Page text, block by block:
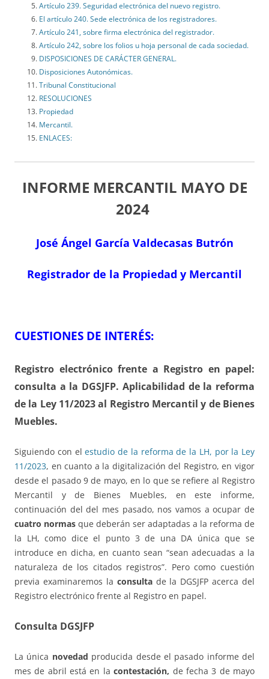
Artículo 239. Seguridad electrónica del nuevo registro.
El artículo 240. Sede electrónica de los registradores.
Artículo 241, sobre firma electrónica del registrador.
Artículo 242, sobre los folios u hoja personal de cada sociedad.
DISPOSICIONES DE CARÁCTER GENERAL.
Disposiciones Autonómicas.
Tribunal Constitucional
RESOLUCIONES
Propiedad
Mercantil.
ENLACES:
INFORME MERCANTIL MAYO DE
2024
José Ángel García Valdecasas Butrón
Registrador de la Propiedad y Mercantil
CUESTIONES DE INTERÉS:
Registro electrónico frente a Registro en papel:
consulta a la DGSJFP. Aplicabilidad de la reforma
de la Ley 11/2023 al Registro Mercantil y de Bienes
Muebles.
Siguiendo con elestudio de la reforma de la LH, por la Ley
11/2023, en cuanto a la digitalización del Registro, en vigor
desde el pasado 9 de mayo, en lo que se refiere al Registro
Mercantil y de Bienes Muebles, en este informe,
continuación del del mes pasado, nos vamos a ocupar de
cuatro normas que deberán ser adaptadas a la reforma de
la LH, como dice el punto 3 de una DA única que se
introduce en dicha, en cuanto sean “sean adecuadas a la
naturaleza de los citados registros”. Pero como cuestión
previa examinaremos la consultade la DGSJFP acerca del
Registro electrónico frente al Registro en papel.
Consulta DGSJFP
La única novedad producida desde el pasado informe del
mes de abril está en lacontestación, de fecha 3 de mayo